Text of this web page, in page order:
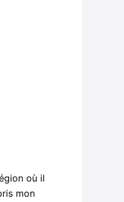
où il
mon